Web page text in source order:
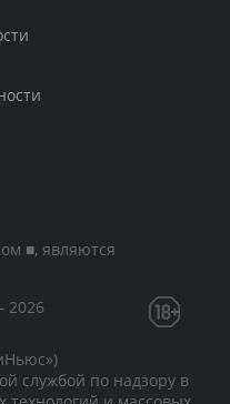
■, являются
2026
службой по надзору в